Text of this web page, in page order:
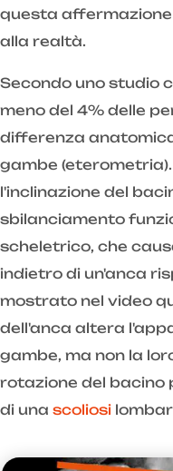
questa
alla realtà.
Secondo uno studio
meno del 4% delle
differenza
gambe
l'inclinazione del
sbilanciamento
scheletrico, che
indietro di un'anca
mostrato nel video
dell'anca altera
gambe, ma non la
rotazione del bacino
di una scoliosi